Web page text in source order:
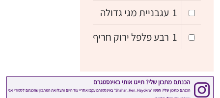
1 עגבניית מגי גדולה
1 רבע פלפל ירוק חריף